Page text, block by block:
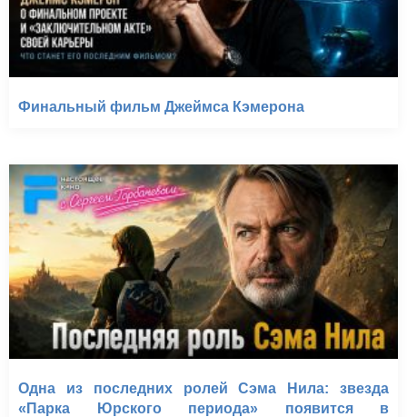
Финальный фильм Джеймса Кэмерона
Одна из последних ролей Сэма Нила: звезда
«Парка Юрского периода» появится в